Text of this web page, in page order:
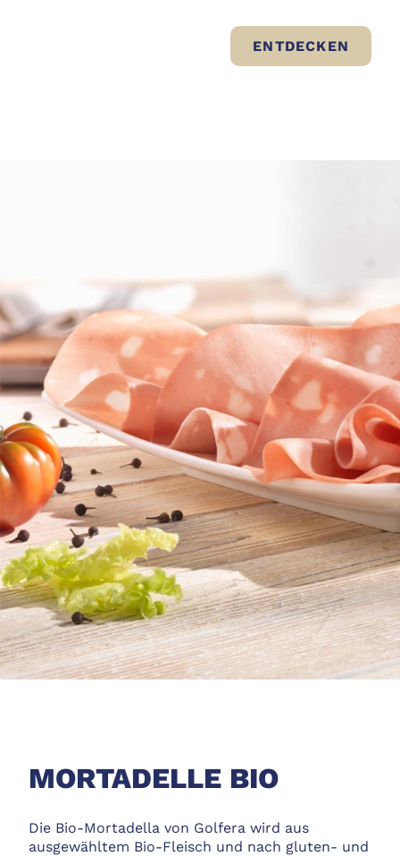
ENTDECKEN
MORTADELLE BIO
Die Bio-Mortadella von Golfera wird aus
ausgewähltem Bio-Fleisch und nach gluten- und